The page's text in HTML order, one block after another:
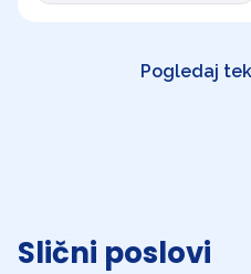
Pogledaj
Slični poslovi